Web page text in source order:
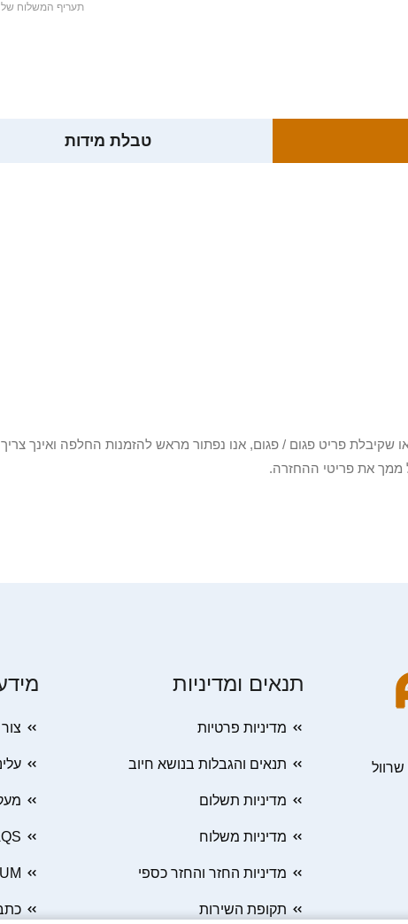
תעריף המשלוח של כל
טבלת מידות
שלך לא קיבלו תוך 30 יום או שקיבלת פריט פגום / פגום, אנו נפתור מראש להזמנות
ממך את פריטי ההחזרה.
תנאים ומדיניות
מדיניות פרטיות
תנאים והגבלות בנושא חיוב
מדיניות תשלום
מדיניות משלוח
מדיניות החזר והחזר כספי
תקופת השירות